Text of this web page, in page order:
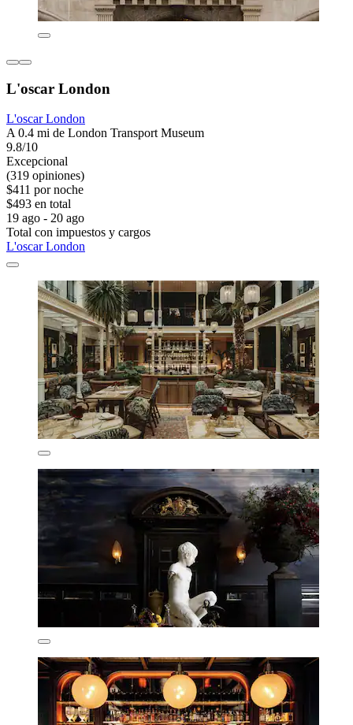
L'oscar London
L'oscar London
A 0.4 mi de London Transport Museum
9.8/10
Excepcional
(319 opiniones)
$411 por noche
$493 en total
19 ago - 20 ago
Total con impuestos y cargos
L'oscar London